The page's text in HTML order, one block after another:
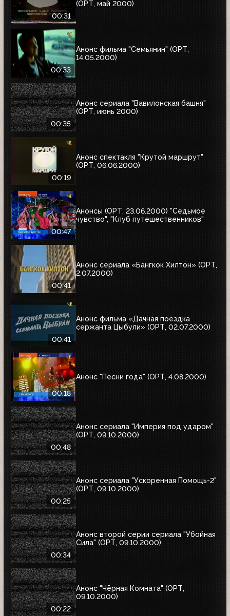
00:31
(ОРТ, май 2000)
00:33
Анонс фильма "Семьянин" (ОРТ,
14.05.2000)
00:35
Анонс сериала "Вавилонская башня"
(ОРТ, июнь 2000)
00:19
Анонс спектакля "Крутой маршрут"
(ОРТ, 06.06.2000)
00:47
Анонсы (ОРТ, 23.06.2000) "Седьмое
чувство", "Клуб путешественников"
00:41
Анонс сериала «Бангкок Хилтон» (ОРТ,
2.07.2000)
00:41
Анонс фильма «Дачная поездка
сержанта Цыбули» (ОРТ, 02.07.2000)
00:18
Анонс "Песни года" (ОРТ, 4.08.2000)
00:48
Анонс сериала "Империя под ударом"
(ОРТ, 09.10.2000)
00:25
Анонс сериала "Ускоренная Помощь-2"
(ОРТ, 09.10.2000)
00:34
Анонс второй серии сериала "Убойная
Сила" (ОРТ, 09.10.2000)
00:22
Анонс "Чёрная Комната" (ОРТ,
09.10.2000)